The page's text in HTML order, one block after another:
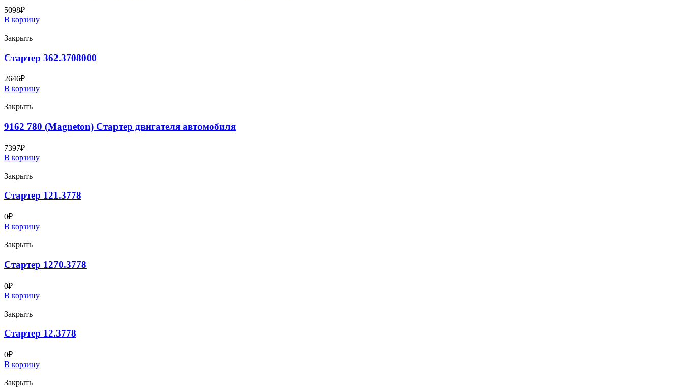
5098₽
В корзину
Закрыть
Стартер 362.3708000
2646₽
В корзину
Закрыть
9162 780 (Magneton) Стартер двигателя автомобиля
7397₽
В корзину
Закрыть
Стартер 121.3778
0₽
В корзину
Закрыть
Стартер 1270.3778
0₽
В корзину
Закрыть
Стартер 12.3778
0₽
В корзину
Закрыть